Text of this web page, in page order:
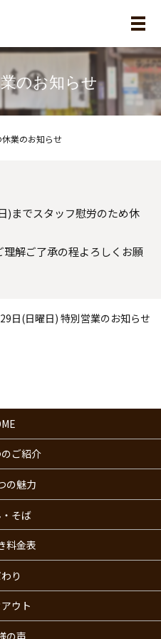
メ
のお知らせ
業のお知らせ
)までスタッフ慰労のため休
解ご了承の程よろしくお願
日(日曜日) 特別営業のお知らせ
ご紹介
の魅力
そば
料金表
り
ウト